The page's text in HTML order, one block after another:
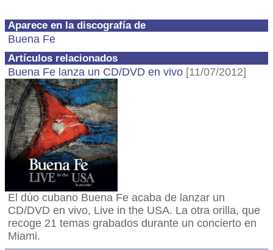
Aparece en la discografía de
Buena Fe
Artículos relacionados
Buena Fe lanza un CD/DVD en vivo [11/07/2012]
El dúo cubano Buena Fe acaba de lanzar un
CD/DVD en vivo, Live in the USA. La otra orilla, que
recoge 21 temas grabados durante un concierto en
Miami.